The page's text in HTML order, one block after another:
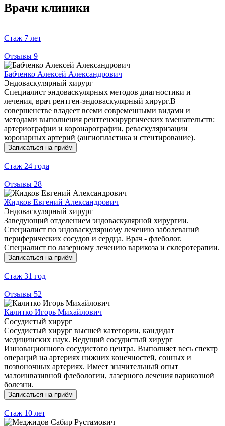
Врачи клиники
Стаж 7 лет
Отзывы 9
Бабченко Алексей Александрович
Эндоваскулярный хирург
Специалист эндоваскулярных методов диагностики и
лечения, врач рентген-эндоваскулярный хирург.В
совершенстве владеет всеми современными видами и
методами выполнения рентгенхирургических вмешательств:
артериографии и коронарографии, реваскуляризации
коронарных артерий (ангиопластика и стентирование).
Записаться на приём
Стаж 24 года
Отзывы 28
Жидков Евгений Александрович
Эндоваскулярный хирург
Заведующий отделением эндоваскулярной хирургии.
Специалист по эндоваскулярному лечению заболеваний
периферических сосудов и сердца. Врач - флеболог.
Специалист по лазерному лечению варикоза и склеротерапии.
Записаться на приём
Стаж 31 год
Отзывы 52
Калитко Игорь Михайлович
Сосудистый хирург
Сосудистый хирург высшей категории, кандидат
медицинских наук. Ведущий сосудистый хирург
Инновационного сосудистого центра. Выполняет весь спектр
операций на артериях нижних конечностей, сонных и
позвоночных артериях. Имеет значительный опыт
малоинвазивной флебологии, лазерного лечения варикозной
болезни.
Записаться на приём
Стаж 10 лет